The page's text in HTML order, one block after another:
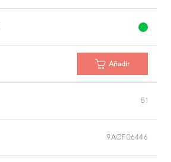
Añadir
51
9AGF06446